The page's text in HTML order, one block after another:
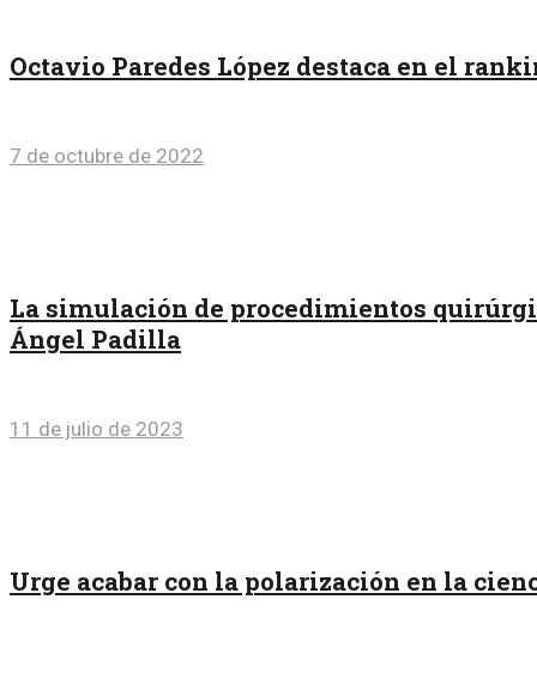
Octavio Paredes López destaca en el
7 de octubre de 2022
La simulación de procedimientos
Ángel Padilla
11 de julio de 2023
Urge acabar con la polarización en la